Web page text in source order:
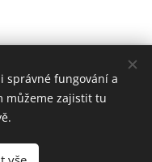
vyhrazena
Cookies
správné fungování a
můžeme zajistit tu